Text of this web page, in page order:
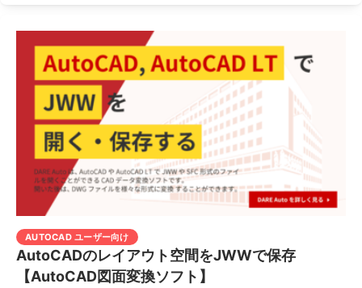
AUTOCAD ユーザー向け
AutoCADのレイアウト空間をJWWで保存
【AutoCAD図面変換ソフト】